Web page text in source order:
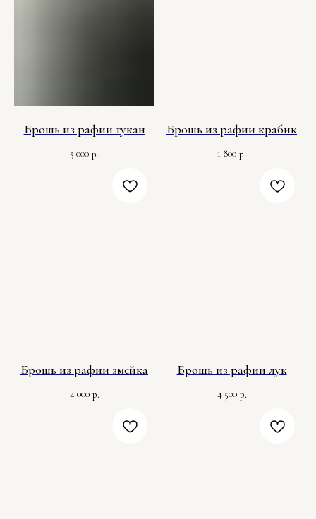
Брошь из рафии тукан
5 000 р.
Брошь из рафии крабик
1 800 р.
Брошь из рафии змейка
4 000 р.
Брошь из рафии лук
4 500 р.